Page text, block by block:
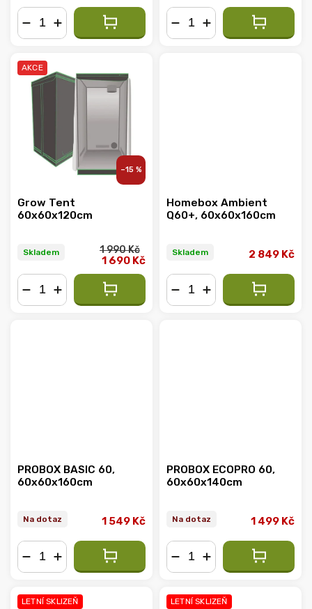
AKCE
–15 %
Grow Tent
60x60x120cm
Skladem 1 990 Kč
1 690 Kč
Homebox Ambient
Q60+, 60x60x160cm
Skladem 2 849 Kč
PROBOX BASIC 60,
60x60x160cm
Na dotaz 1 549 Kč
PROBOX ECOPRO 60,
60x60x140cm
Na dotaz 1 499 Kč
LETNÍ SKLIZEŇ LETNÍ SKLIZEŇ